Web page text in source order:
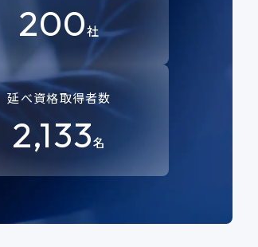
200社
延べ資格取得者数
2,133名